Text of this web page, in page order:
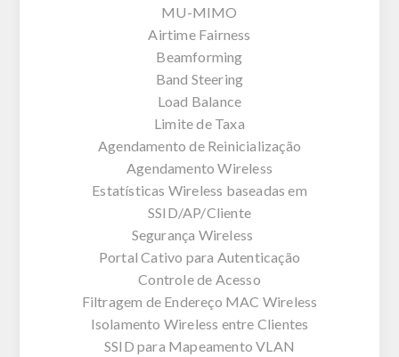
MU-MIMO
Airtime Fairness
Beamforming
Band Steering
Load Balance
Limite de Taxa
Agendamento de Reinicialização
Agendamento Wireless
Estatísticas Wireless baseadas em
SSID/AP/Cliente
Segurança Wireless
Portal Cativo para Autenticação
Controle de Acesso
Filtragem de Endereço MAC Wireless
Isolamento Wireless entre Clientes
SSID para Mapeamento VLAN